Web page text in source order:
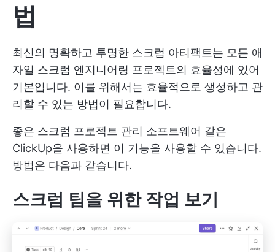
법
최신의 명확하고 투명한 스크럼 아티팩트는 모든 애
자일 스크럼 엔지니어링 프로젝트의 효율성에 있어
기본입니다. 이를 위해서는 효율적으로 생성하고 관
리할 수 있는 방법이 필요합니다.
좋은 스크럼 프로젝트 관리 소프트웨어 같은
ClickUp을 사용하면 이 기능을 사용할 수 있습니다.
방법은 다음과 같습니다.
스크럼 팀을 위한 작업 보기